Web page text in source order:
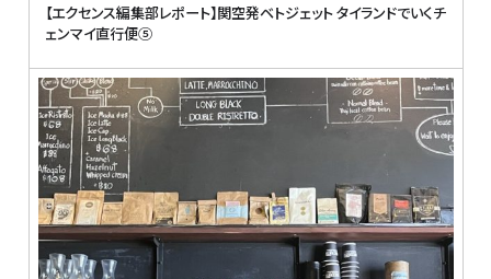
【エクセンス編集部レポート】関空発ベトジェット タイランドでいくチ
ェンマイ直行便⑤